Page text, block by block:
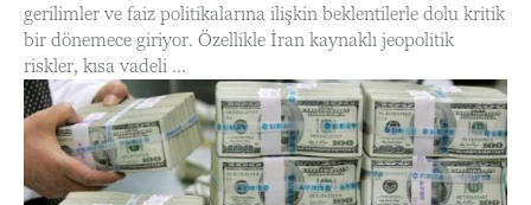
gerilimler ve faiz politikalarına ilişkin beklentilerle dolu kritik
bir dönemece giriyor. Özellikle İran kaynaklı jeopolitik
riskler, kısa vadeli ...